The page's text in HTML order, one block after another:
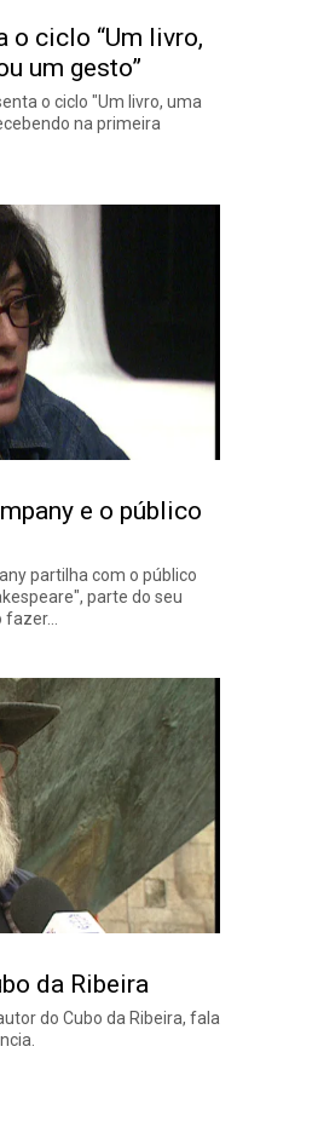
o ciclo “Um livro,
um gesto”
o ciclo "Um livro, uma
na primeira
e o público
partilha com o público
parte do seu
da Ribeira
do Cubo da Ribeira, fala